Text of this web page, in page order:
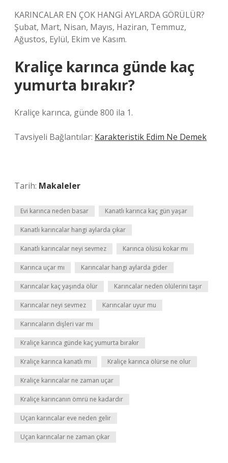
KARINCALAR EN ÇOK HANGİ AYLARDA GÖRÜLÜR?
Şubat, Mart, Nisan, Mayıs, Haziran, Temmuz,
Ağustos, Eylül, Ekim ve Kasım.
Kraliçe karınca günde kaç
yumurta bırakır?
Kraliçe karınca, günde 800 ila 1.
Tavsiyeli Bağlantılar: Karakteristik Edim Ne Demek
Tarih: Makaleler
Evi karınca neden basar Kanatlı karınca kaç gün yaşar
Kanatlı karıncalar hangi aylarda çıkar
Kanatlı karıncalar neyi sevmez Karınca ölüsü kokar mı
Karınca uçar mı Karıncalar hangi aylarda gider
Karıncalar kaç yaşında ölür Karıncalar neden ölülerini taşır
Karıncalar neyi sevmez Karıncalar uyur mu
Karıncaların dişleri var mı
Kraliçe karınca günde kaç yumurta bırakır
Kraliçe karınca kanatlı mı Kraliçe karınca ölürse ne olur
Kraliçe karıncalar ne zaman uçar
Kraliçe karıncanın ömrü ne kadardır
Uçan karıncalar eve neden gelir
Uçan karıncalar ne zaman çıkar